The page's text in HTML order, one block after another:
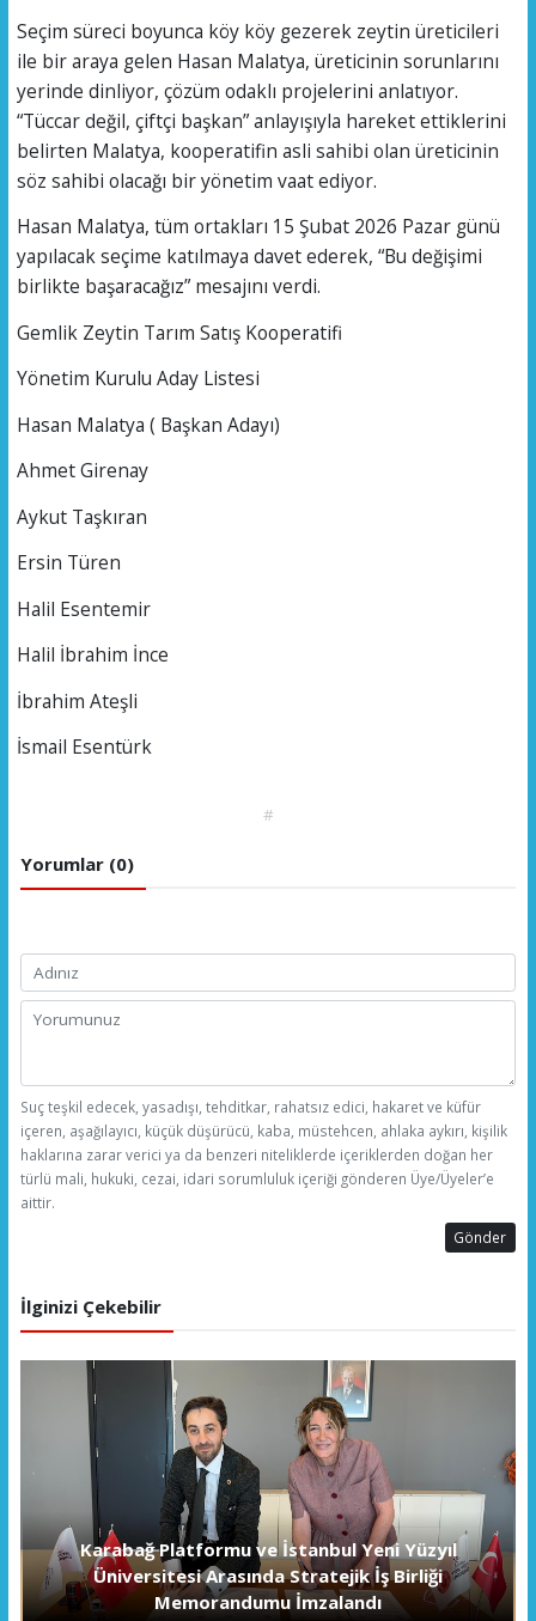
Seçim süreci boyunca köy köy gezerek zeytin üreticileri
ile bir araya gelen Hasan Malatya, üreticinin sorunlarını
yerinde dinliyor, çözüm odaklı projelerini anlatıyor.
“Tüccar değil, çiftçi başkan” anlayışıyla hareket ettiklerini
belirten Malatya, kooperatifin asli sahibi olan üreticinin
söz sahibi olacağı bir yönetim vaat ediyor.
Hasan Malatya, tüm ortakları 15 Şubat 2026 Pazar günü
yapılacak seçime katılmaya davet ederek, “Bu değişimi
birlikte başaracağız” mesajını verdi.
Gemlik Zeytin Tarım Satış Kooperatifi
Yönetim Kurulu Aday Listesi
Hasan Malatya ( Başkan Adayı)
Ahmet Girenay
Aykut Taşkıran
Ersin Türen
Halil Esentemir
Halil İbrahim İnce
İbrahim Ateşli
İsmail Esentürk
#
Yorumlar (0)
Suç teşkil edecek, yasadışı, tehditkar, rahatsız edici, hakaret ve küfür
içeren, aşağılayıcı, küçük düşürücü, kaba, müstehcen, ahlaka aykırı, kişilik
haklarına zarar verici ya da benzeri niteliklerde içeriklerden doğan her
türlü mali, hukuki, cezai, idari sorumluluk içeriği gönderen Üye/Üyeler’e
aittir.
Gönder
İlginizi Çekebilir
Karabağ Platformu ve İstanbul Yeni Yüzyıl
Üniversitesi Arasında Stratejik İş Birliği
Memorandumu İmzalandı